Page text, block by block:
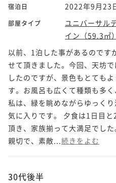
宿泊日 2022年9月23
部屋タイプ
ユニバーサル
イン（59.3㎡）
以前、1泊した事があるのです
せて頂きました。今回、天坊
したのですが、景色もとても
す。お風呂も広くて種類も多
私は、緑を眺めながらゆっく
気に入りです。 夕食は1日目
頂き、家族揃って大満足でし
親切で、素敵... 続きをよむ
30代後半